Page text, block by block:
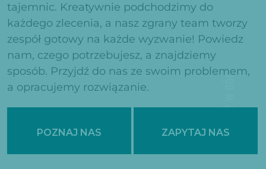
tajemnic. Kreatywnie podchodzimy do
każdego zlecenia, a nasz zgrany team tworzy
zespół gotowy na każde wyzwanie! Powiedz
nam, czego potrzebujesz, a znajdziemy
sposób. Przyjdź do nas ze swoim problemem,
a opracujemy rozwiązanie.
POZNAJ NAS ZAPYTAJ NAS